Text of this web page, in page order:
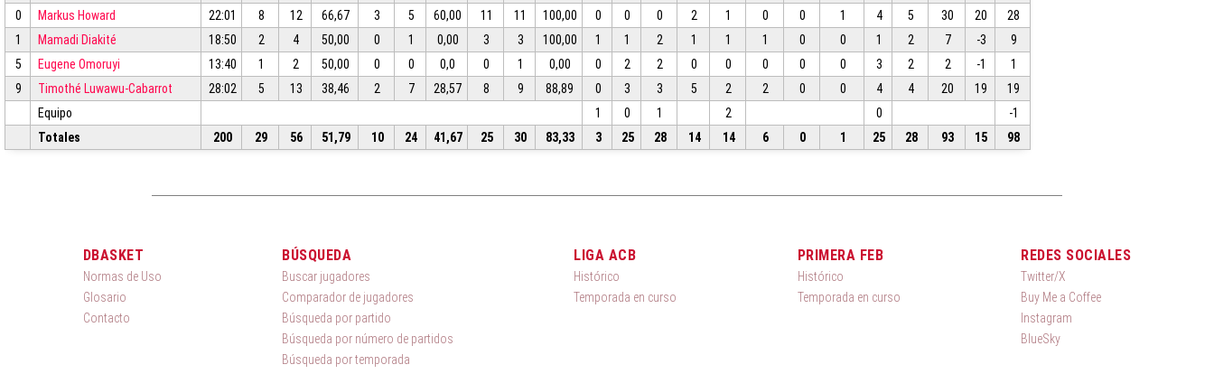
0
Markus Howard 22:01 8 12 66,67 3 5 60,00 11 11 100,00 0 0 0 2 1 0 0 1 4 5 30 20
28
1
Mamadi Diakité 18:50 2 4 50,00 0 1 0,00 3 3 100,00 1 1 2 1 1 1 0 0 1 2 7 -3
9
5
Eugene Omoruyi 13:40 1 2 50,00 0 0 0,0 0 1 0,00 0 2 2 0 0 0 0 0 3 2 2 -1
1
9
Timothé Luwawu-Cabarrot 28:02 5 13 38,46 2 7 28,57 8 9 88,89 0 3 3 5 2 2 0 0 4 4 20 19
19
Equipo
1 0 1 2 0
-1
Totales
200 29 56 51,79 10 24 41,67 25 30 83,33 3 25 28 14 14 6 0 1 25 28 93 15 98
DBASKET
Normas de Uso
Glosario
Contacto
BÚSQUEDA
Buscar jugadores
Comparador de jugadores
Búsqueda por partido
Búsqueda por número de partidos
Búsqueda por temporada
LIGA ACB
Histórico
Temporada en curso
PRIMERA FEB
Histórico
Temporada en curso
REDES SOCIALES
Twitter/X
Buy Me a Coffee
Instagram
BlueSky